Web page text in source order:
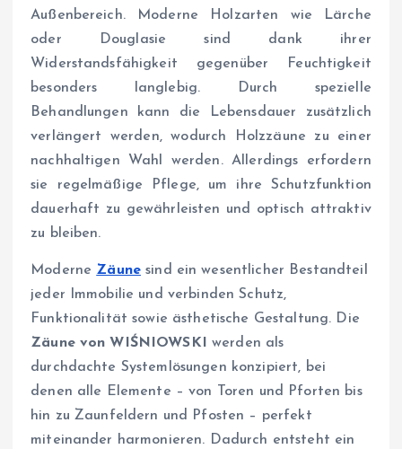
Außenbereich. Moderne Holzarten wie Lärche
oder Douglasie sind dank ihrer
Widerstandsfähigkeit gegenüber Feuchtigkeit
besonders langlebig. Durch spezielle
Behandlungen kann die Lebensdauer zusätzlich
verlängert werden, wodurch Holzzäune zu einer
nachhaltigen Wahl werden. Allerdings erfordern
sie regelmäßige Pflege, um ihre Schutzfunktion
dauerhaft zu gewährleisten und optisch attraktiv
zu bleiben.
Moderne Zäunesind ein wesentlicher Bestandteil
jeder Immobilie und verbinden Schutz,
Funktionalität sowie ästhetische Gestaltung. Die
Zäune von WIŚNIOWSKI werden als
durchdachte Systemlösungen konzipiert, bei
denen alle Elemente – von Toren und Pforten bis
hin zu Zaunfeldern und Pfosten – perfekt
miteinander harmonieren. Dadurch entsteht ein